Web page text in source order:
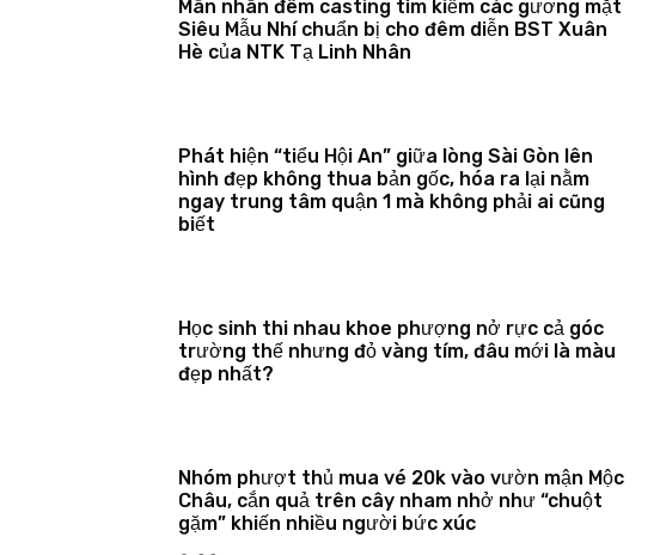
Mãn nhãn đêm casting tìm kiếm các gương mặt
Siêu Mẫu Nhí chuẩn bị cho đêm diễn BST Xuân
Hè của NTK Tạ Linh Nhân
Phát hiện “tiểu Hội An” giữa lòng Sài Gòn lên
hình đẹp không thua bản gốc, hóa ra lại nằm
ngay trung tâm quận 1 mà không phải ai cũng
biết
Học sinh thi nhau khoe phượng nở rực cả góc
trường thế nhưng đỏ vàng tím, đâu mới là màu
đẹp nhất?
Nhóm phượt thủ mua vé 20k vào vườn mận Mộc
Châu, cắn quả trên cây nham nhở như “chuột
gặm” khiến nhiều người bức xúc